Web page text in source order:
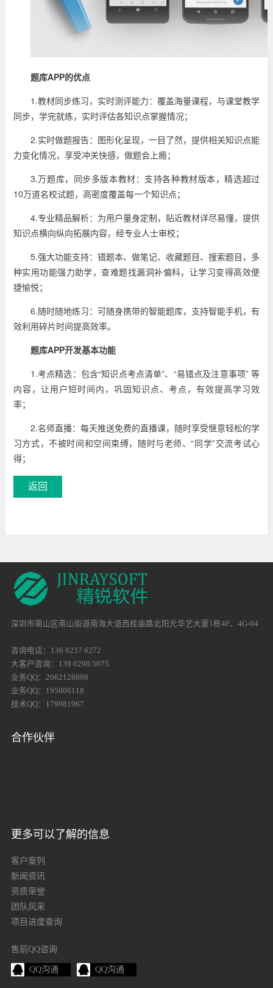
题库APP的优点
1.教材同步练习，实时测评能力：覆盖海量课程，与课堂教学
同步，学完就练，实时评估各知识点掌握情况；
2.实时做题报告：图形化呈现，一目了然，提供相关知识点能
力变化情况，享受冲关快感，做题会上瘾；
3.万题库，同步多版本教材：支持各种教材版本，精选超过
10万道名校试题，高密度覆盖每一个知识点；
4.专业精品解析：为用户量身定制，贴近教材详尽易懂，提供
知识点横向纵向拓展内容，经专业人士审校；
5.强大功能支持：错题本、做笔记、收藏题目、搜索题目，多
种实用功能强力助学，查难题找漏洞补偏科，让学习变得高效便
捷愉悦；
6.随时随地练习：可随身携带的智能题库，支持智能手机，有
效利用碎片时间提高效率。
题库APP开发基本功能
1.考点精选：包含“知识点考点清单”、“易错点及注意事项” 等
内容，让用户短时间内，巩固知识点、考点，有效提高学习效
率；
2.名师直播：每天推送免费的直播课，随时享受惬意轻松的学
习方式，不被时间和空间束缚，随时与老师、“同学”交流考试心
得；
深圳市南山区南山街道南海大道西桂庙路北阳光华艺大厦1栋4F、4G-04
咨询电话：136 8237 6272
大客户咨询：139 0290 5075
业务QQ：2062128898
业务QQ：195006118
技术QQ：179981967
合作伙伴
更多可以了解的信息
客户案列
新闻资讯
资质荣誉
团队风采
项目进度查询
售前QQ咨询
QQ沟通 QQ沟通